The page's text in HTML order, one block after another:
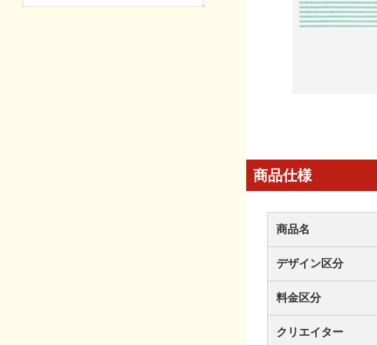
商品仕様
商品名
デザイン区分
料金区分
クリエイター